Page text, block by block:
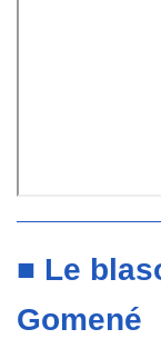
■ Le
Gomené